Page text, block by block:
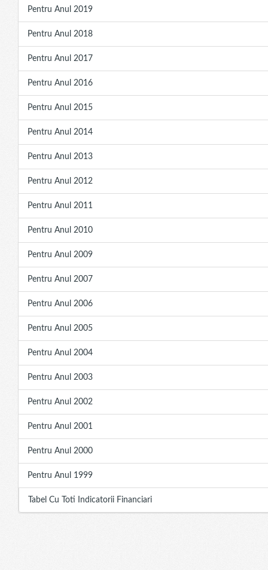
Pentru Anul 2019
Pentru Anul 2018
Pentru Anul 2017
Pentru Anul 2016
Pentru Anul 2015
Pentru Anul 2014
Pentru Anul 2013
Pentru Anul 2012
Pentru Anul 2011
Pentru Anul 2010
Pentru Anul 2009
Pentru Anul 2007
Pentru Anul 2006
Pentru Anul 2005
Pentru Anul 2004
Pentru Anul 2003
Pentru Anul 2002
Pentru Anul 2001
Pentru Anul 2000
Pentru Anul 1999
Tabel Cu Toti Indicatorii Financiari